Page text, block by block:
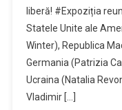
liberă! #Expoziția
Statele Unite ale
Winter), Republica
Germania (Patrizia
Ucraina (Natalia
Vladimir […]